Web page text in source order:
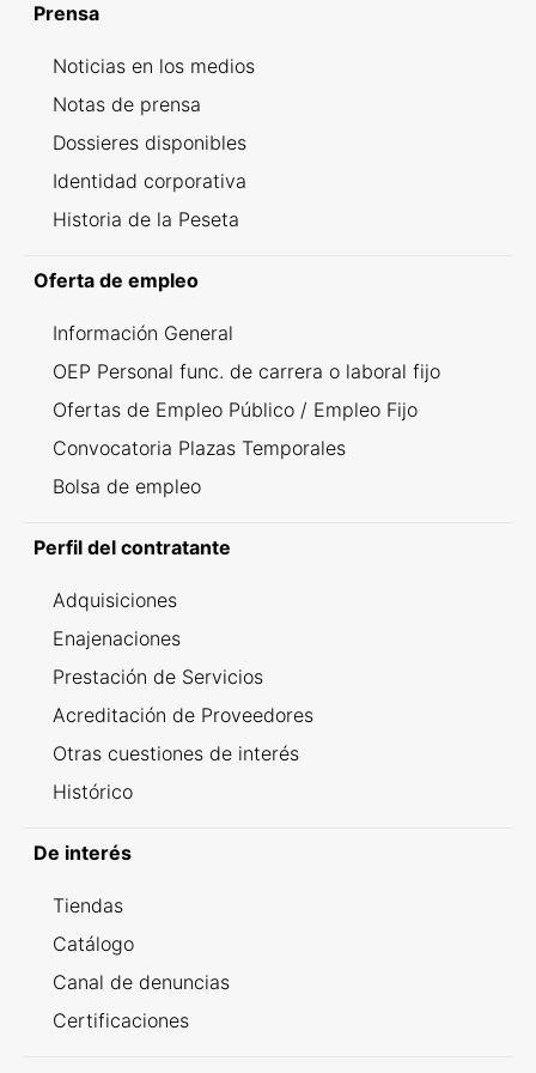
Prensa
Noticias en los medios
Notas de prensa
Dossieres disponibles
Identidad corporativa
Historia de la Peseta
Oferta de empleo
Información General
OEP Personal func. de carrera o laboral fijo
Ofertas de Empleo Público / Empleo Fijo
Convocatoria Plazas Temporales
Bolsa de empleo
Perfil del contratante
Adquisiciones
Enajenaciones
Prestación de Servicios
Acreditación de Proveedores
Otras cuestiones de interés
Histórico
De interés
Tiendas
Catálogo
Canal de denuncias
Certificaciones